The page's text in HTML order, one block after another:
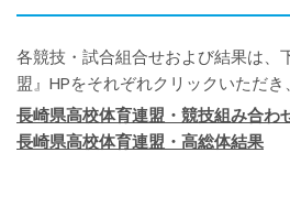
各競技・試合組合せおよび結果は、
盟』HPをそれぞれクリックいただき
長崎県高校体育連盟・競技組み合わ
長崎県高校体育連盟・高総体結果